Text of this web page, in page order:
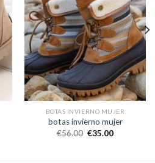
BOTAS INVIERNO MUJER
botas invierno mujer
€56.00 €35.00